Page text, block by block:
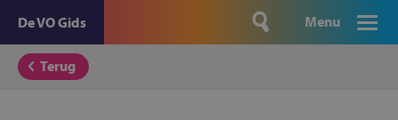
De VO Gids Menu
Terug